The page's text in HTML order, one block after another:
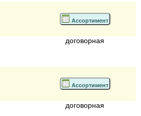
Ассортимент
договорная
Ассортимент
договорная